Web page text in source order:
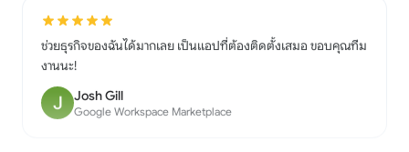
ช่วยธุรกิจของฉันได้มากเลย เป็นแอปที่ต้องติดตั้งเสมอ ขอบคุณทีม
Josh Gill